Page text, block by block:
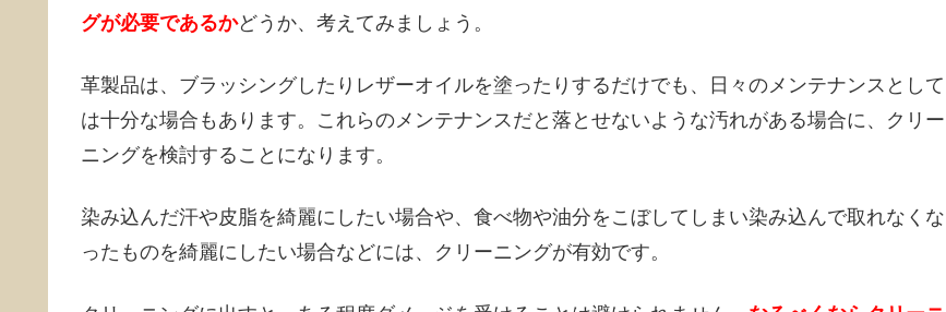
グが必要であるかどうか、考えてみましょう。
革製品は、ブラッシングしたりレザーオイルを塗ったりするだけでも、日々のメンテナンスとして
は十分な場合もあります。これらのメンテナンスだと落とせないような汚れがある場合に、クリー
ニングを検討することになります。
染み込んだ汗や皮脂を綺麗にしたい場合や、食べ物や油分をこぼしてしまい染み込んで取れなくな
ったものを綺麗にしたい場合などには、クリーニングが有効です。